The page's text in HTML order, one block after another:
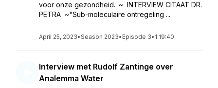
voor onze gezondheid.. ~ INTERVIEW CITAAT DR.
PETRA ~"Sub-moleculaire ontregeling ...
April 25, 2023•Season 2023• Episode 3• 1:19:40
Interview met Rudolf Zantinge over
Analemma Water